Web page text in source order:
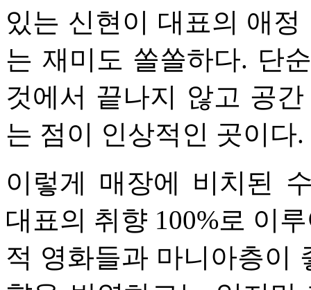
있는 신현이 대표의 애
는 재미도 쏠쏠하다. 단
것에서 끝나지 않고 공
는 점이 인상적인 곳이다.
이렇게 매장에 비치된
대표의 취향 100%로 이
적 영화들과 마니아층이